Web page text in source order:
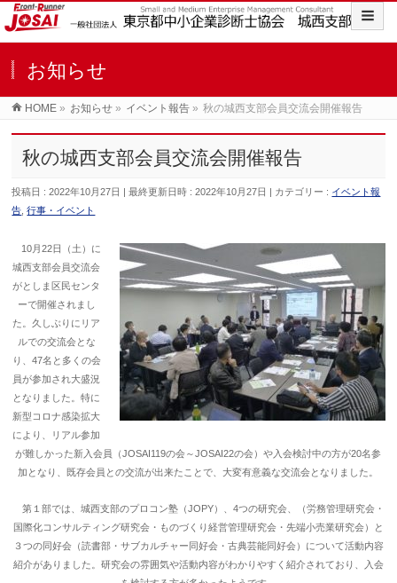
お知らせ
HOME » お知らせ » イベント報告 » 秋の城西支部会員交流会開催報告
秋の城西支部会員交流会開催報告
投稿日 : 2022年10月27日 最終更新日時 : 2022年10月27日 カテゴリー : イベント報
告 ,行事・イベント
10月22日（土）に
城西支部会員交流会
がとしま区民センタ
ーで開催されまし
た。久しぶりにリア
ルでの交流会とな
り、47名と多くの会
員が参加され大盛況
となりました。特に
新型コロナ感染拡大
により、リアル参加
が難しかった新入会員（JOSAI119の会～JOSAI22の会）や入会検討中の方が20名参
加となり、既存会員との交流が出来たことで、大変有意義な交流会となりました。
第１部では、城西支部のプロコン塾（JOPY）、4つの研究会、（労務管理研究会・
国際化コンサルティング研究会・ものづくり経営管理研究会・先端小売業研究会）と
３つの同好会（読書部・サブカルチャー同好会・古典芸能同好会）について活動内容
紹介がありました。研究会の雰囲気や活動内容がわかりやすく紹介されており、入会